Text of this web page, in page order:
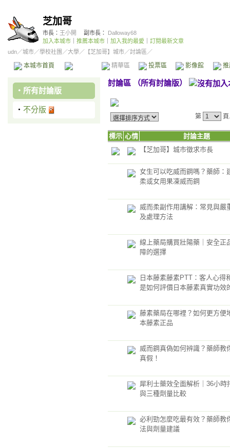
芝加哥
市長： 王小開 副市長：
Dalloway68
加入本城市
推薦本城市 加入我的最愛
訂閱最新文章
udn／城市／學校社團 ／大學／ 【芝加哥】城市／討論區／
本城市首頁 精華區 投票區 影像館
‧ 所有討論版
‧ 不分版
討論區 （所有討論版）
第
標示 心情
討論主題
【芝加哥】城市徵求市長
女生可以吃威而鋼嗎？藥師：
柔或女用果凍威而鋼
威而柔副作用講解：常見與嚴
及處理方法
線上藥局購買壯陽藥｜安全正
障的選擇
日本藤素藤素PTT：客人心得
是如何評價日本藤素真實功效
藤素藥局在哪裡？如何更方便
本藤素正品
威而鋼真偽如何辨識？藥師教
真假！
犀利士藥效全面解析｜36小時
與三種劑量比較
必利勁怎麼吃最有效？藥師教
法與劑量建議